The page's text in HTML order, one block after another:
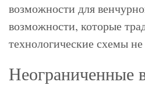
возможности для
возможности, которые
технологические схемы
Неограниченные